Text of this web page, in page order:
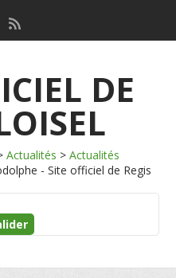
DE
Actualités > Actualités
- Site officiel de Regis